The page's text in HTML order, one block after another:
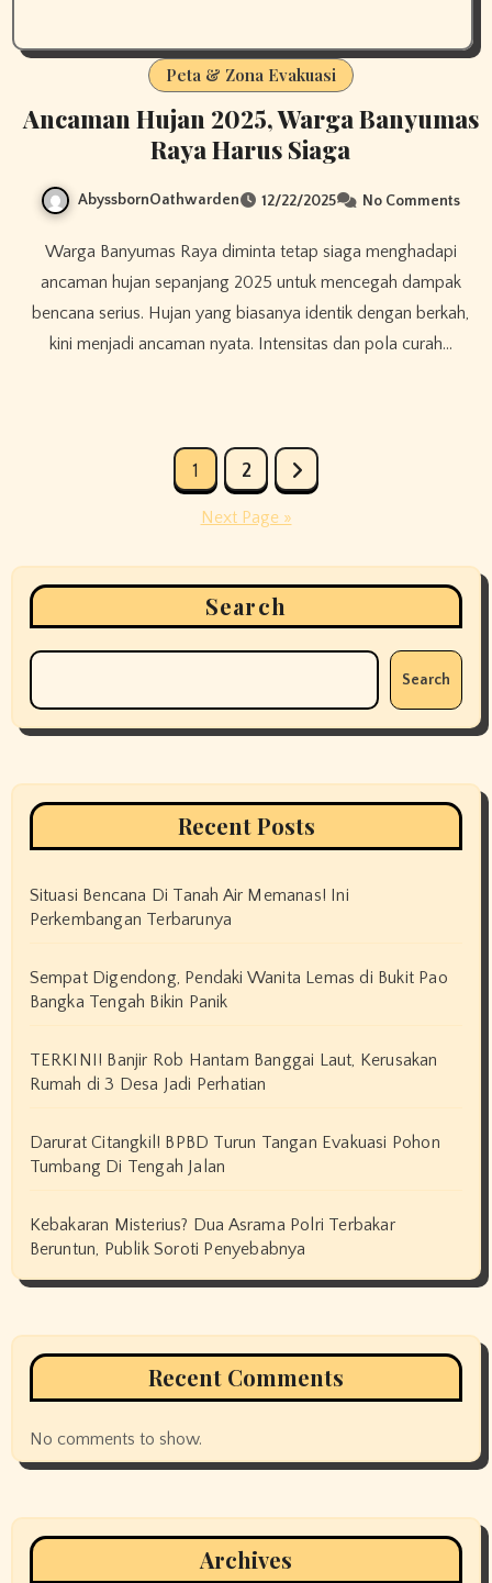
Peta & Zona Evakuasi
Ancaman Hujan 2025, Warga Banyumas
Raya Harus Siaga
AbyssbornOathwarden 12/22/2025 No Comments
Warga Banyumas Raya diminta tetap siaga menghadapi
ancaman hujan sepanjang 2025 untuk mencegah dampak
bencana serius. Hujan yang biasanya identik dengan berkah,
kini menjadi ancaman nyata. ​Intensitas dan pola curah…
1 2
Next Page »
Search
Search
Recent Posts
Situasi Bencana Di Tanah Air Memanas! Ini
Perkembangan Terbarunya
Sempat Digendong, Pendaki Wanita Lemas di Bukit Pao
Bangka Tengah Bikin Panik
TERKINI! Banjir Rob Hantam Banggai Laut, Kerusakan
Rumah di 3 Desa Jadi Perhatian
Darurat Citangkil! BPBD Turun Tangan Evakuasi Pohon
Tumbang Di Tengah Jalan
Kebakaran Misterius? Dua Asrama Polri Terbakar
Beruntun, Publik Soroti Penyebabnya
Recent Comments
No comments to show.
Archives